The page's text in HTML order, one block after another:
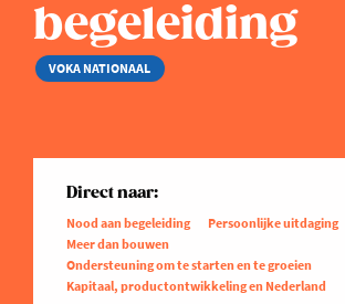
begeleiding
VOKA NATIONAAL
Direct naar:
Nood aan begeleiding
Persoonlijke uitdaging
Meer dan bouwen
Ondersteuning om te starten en te groeien
Kapitaal, productontwikkeling en Nederland